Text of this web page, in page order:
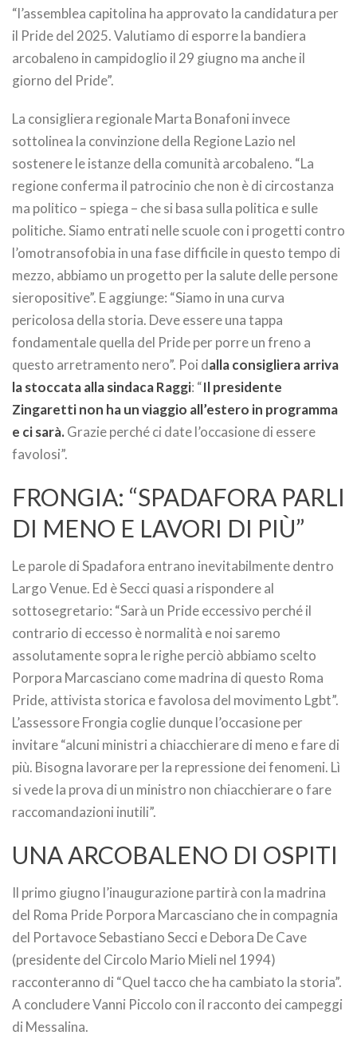
“l’assemblea capitolina ha approvato la candidatura per
il Pride del 2025. Valutiamo di esporre la bandiera
arcobaleno in campidoglio il 29 giugno ma anche il
giorno del Pride”.
La consigliera regionale Marta Bonafoni invece
sottolinea la convinzione della Regione Lazio nel
sostenere le istanze della comunità arcobaleno. “La
regione conferma il patrocinio che non è di circostanza
ma politico – spiega – che si basa sulla politica e sulle
politiche. Siamo entrati nelle scuole con i progetti contro
l’omotransofobia in una fase difficile in questo tempo di
mezzo, abbiamo un progetto per la salute delle persone
sieropositive”. E aggiunge: “Siamo in una curva
pericolosa della storia. Deve essere una tappa
fondamentale quella del Pride per porre un freno a
questo arretramento nero”. Poi dalla consigliera arriva
la stoccata alla sindaca Raggi: “Il presidente
Zingaretti non ha un viaggio all’estero in programma
e ci sarà.Grazie perché ci date l’occasione di essere
favolosi”.
FRONGIA: “SPADAFORA PARLI
DI MENO E LAVORI DI PIÙ”
Le parole di Spadafora entrano inevitabilmente dentro
Largo Venue. Ed è Secci quasi a rispondere al
sottosegretario: “Sarà un Pride eccessivo perché il
contrario di eccesso è normalità e noi saremo
assolutamente sopra le righe perciò abbiamo scelto
Porpora Marcasciano come madrina di questo Roma
Pride, attivista storica e favolosa del movimento Lgbt”.
L’assessore Frongia coglie dunque l’occasione per
invitare “alcuni ministri a chiacchierare di meno e fare di
più. Bisogna lavorare per la repressione dei fenomeni. Lì
si vede la prova di un ministro non chiacchierare o fare
raccomandazioni inutili”.
UNA ARCOBALENO DI OSPITI
Il primo giugno l’inaugurazione partirà con la madrina
del Roma Pride Porpora Marcasciano che in compagnia
del Portavoce Sebastiano Secci e Debora De Cave
(presidente del Circolo Mario Mieli nel 1994)
racconteranno di “Quel tacco che ha cambiato la storia”.
A concludere Vanni Piccolo con il racconto dei campeggi
di Messalina.